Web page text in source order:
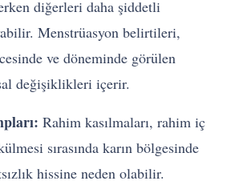
diğerleri daha şiddetli
Menstrüasyon belirtileri,
ve döneminde görülen
değişiklikleri içerir.
Rahim kasılmaları, rahim iç
sırasında karın bölgesinde
hissine neden olabilir.